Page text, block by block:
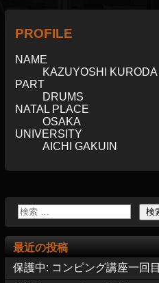
PROFILE
NAME
KAZUYOSHI KURODA
PART
DRUMS
NATAL PLACE
OSAKA
UNIVERSITY
AICHI GAKUIN
最近の投稿
保護中: コンピング講座一回目